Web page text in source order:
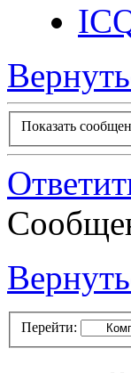
Показать
Перейти: